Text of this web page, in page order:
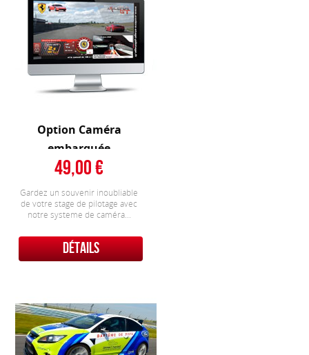
Option Caméra
embarquée
49,00
Gardez un souvenir inoubliable
de votre stage de pilotage avec
notre systeme de caméra...
DÉTAILS